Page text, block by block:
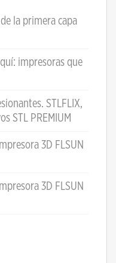
la primera capa
impresoras que
STLFLIX,
STL PREMIUM
3D FLSUN
3D FLSUN